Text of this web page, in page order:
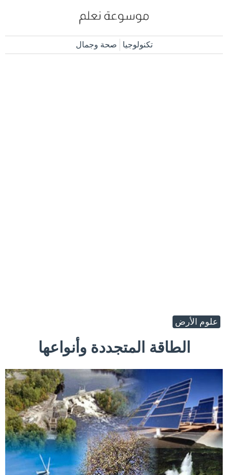
تكنولوجيا صحة وجمال
علوم الأرض
الطاقة المتجددة وأنواعها